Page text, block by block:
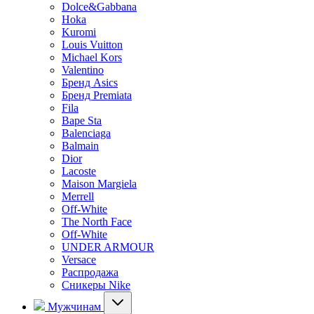
Dolce&Gabbana
Hoka
Kuromi
Louis Vuitton
Michael Kors
Valentino
Бренд Asics
Бренд Premiata
Fila
Bape Sta
Balenciaga
Balmain
Dior
Lacoste
Maison Margiela
Merrell
Off-White
The North Face
Off-White
UNDER ARMOUR
Versace
Распродажа
Сникеры Nike
Мужчинам